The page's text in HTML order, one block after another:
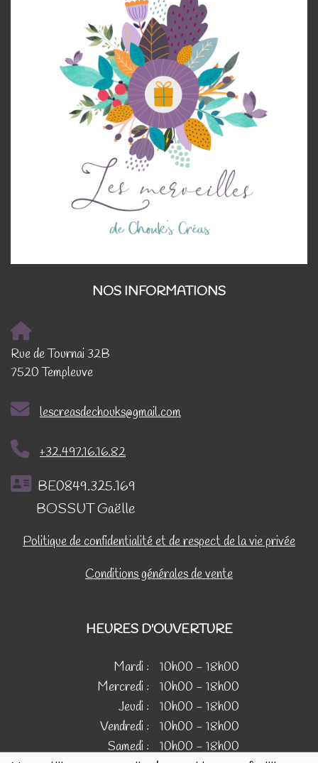
NOS INFORMATIONS
Rue de Tournai 32B
7520 Templeuve
lescreasdechouks@gmail.com
+32.497.16.16.82
BE0849.325.169
BOSSUT Gaëlle
Politique de confidentialité et de respect de la vie privée
Conditions générales de vente
HEURES D'OUVERTURE
Mardi :
10h00 - 18h00
Mercredi :
10h00 - 18h00
Jeudi :
10h00 - 18h00
Vendredi :
10h00 - 18h00
Samedi :
10h00 - 18h00